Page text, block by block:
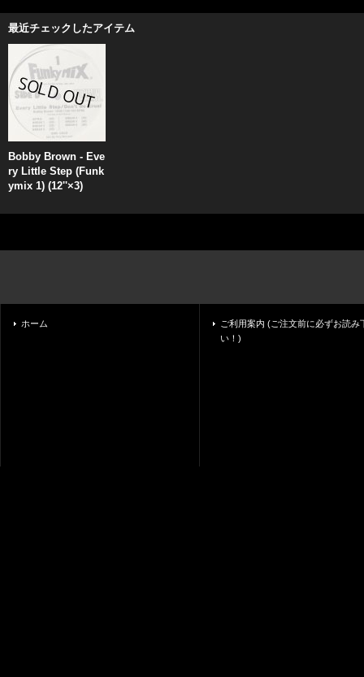
最近チェックしたアイテム
Bobby Brown - Eve
ry Little Step (Funk
ymix 1) (12''×3)
ホーム
ご利用案内 (ご注文前に必ずお読み
い！)